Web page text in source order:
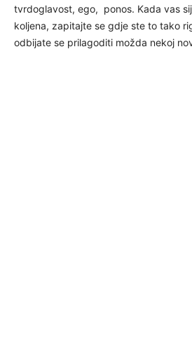
tvrdoglavost, ego, ponos. Kada vas
koljena, zapitajte se gdje ste to tako
odbijate se prilagoditi možda nekoj